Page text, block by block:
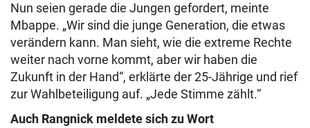
Nun seien gerade die Jungen gefordert, meinte
Mbappe. „Wir sind die junge Generation, die etwas
verändern kann. Man sieht, wie die extreme Rechte
weiter nach vorne kommt, aber wir haben die
Zukunft in der Hand“, erklärte der 25-Jährige und rief
zur Wahlbeteiligung auf. „Jede Stimme zählt.“
Auch Rangnick meldete sich zu Wort